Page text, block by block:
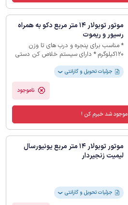
موتور توبولار 14 متر مربع دکو به همراه
رسیور و ریموت
* مناسب برای پنجره و درب های تا وزن
120کیلوگرم * دارای سیستم خلاص کن دستی
جزئیات تحویل و گارانتی ❯
ناموجود
موجود شد خبرم کن !
موتور توبولار 14 متر مربع یونیورسال
لیمیت زنجیردار
جزئیات تحویل و گارانتی ❯